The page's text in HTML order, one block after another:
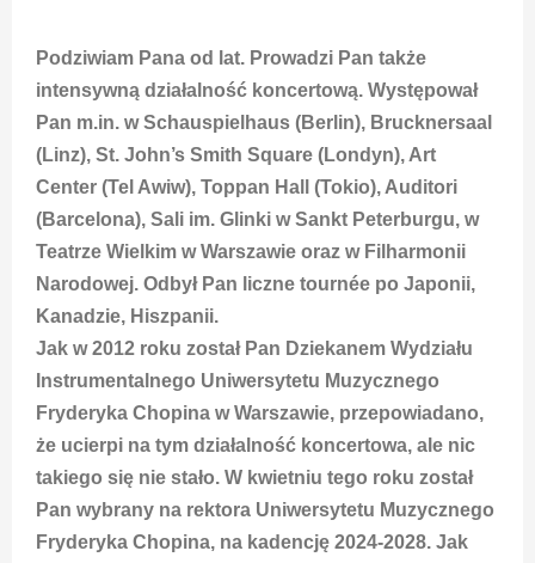
Podziwiam Pana od lat. Prowadzi Pan także
intensywną działalność koncertową. Występował
Pan m.in. w Schauspielhaus (Berlin), Brucknersaal
(Linz), St. John’s Smith Square (Londyn), Art
Center (Tel Awiw), Toppan Hall (Tokio), Auditori
(Barcelona), Sali im. Glinki w Sankt Peterburgu, w
Teatrze Wielkim w Warszawie oraz w Filharmonii
Narodowej. Odbył Pan liczne tournée po Japonii,
Kanadzie, Hiszpanii.
Jak w 2012 roku został Pan Dziekanem Wydziału
Instrumentalnego Uniwersytetu Muzycznego
Fryderyka Chopina w Warszawie, przepowiadano,
że ucierpi na tym działalność koncertowa, ale nic
takiego się nie stało. W kwietniu tego roku został
Pan wybrany na rektora Uniwersytetu Muzycznego
Fryderyka Chopina, na kadencję 2024-2028. Jak